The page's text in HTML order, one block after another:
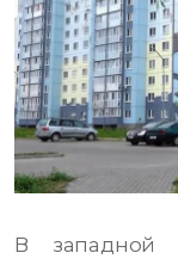
В западной